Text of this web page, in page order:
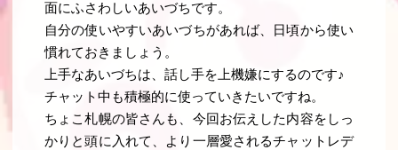
面にふさわしいあいづちです。
自分の使いやすいあいづちがあれば、日頃から使い
慣れておきましょう。
上手なあいづちは、話し手を上機嫌にするのです♪
チャット中も積極的に使っていきたいですね。
ちょこ札幌の皆さんも、今回お伝えした内容をしっ
かりと頭に入れて、より一層愛されるチャットレデ